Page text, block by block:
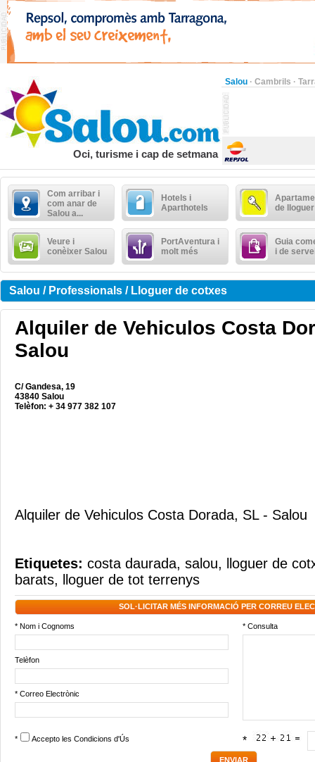
Salou · Cambrils ·
Oci, turisme i cap de setmana
Com arribar i
com anar de
Salou a...
Hotels i
Aparthotels
de lloguer
Veure i
conèixer Salou
PortAventura i
molt més
Guia
i de
Salou / Professionals / Lloguer de cotxes
Alquiler de Vehiculos Costa
Salou
C/ Gandesa, 19
43840 Salou
Telèfon: + 34 977 382 107
Alquiler de Vehiculos Costa Dorada, SL - Salou
Etiquetes: costa daurada, salou,
lloguer de
barats, lloguer de tot terrenys
SOL·LICITAR MÉS INFORMACIÓ PER CORREU
* Nom i Cognoms * Consulta
Telèfon
* Correo Electrònic
* Accepto les Condicions d'Ús *